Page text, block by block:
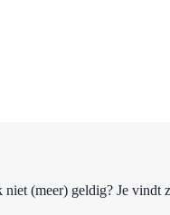
niet (meer) geldig? Je vindt